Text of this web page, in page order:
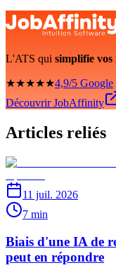
L'ATS qui simplifie vos
★★★★★4,9/5 Google
Découvrir JobAffinity
Articles reliés
11 juil. 2026
7 min
Biais d'une IA de
peut en répondre